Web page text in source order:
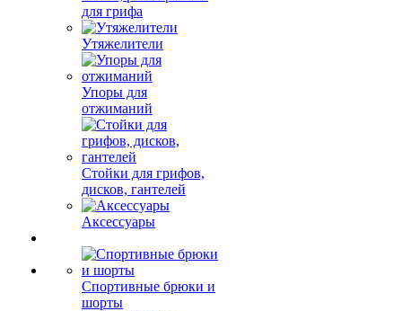
для грифа
Утяжелители
Упоры для
отжиманий
Стойки для грифов,
дисков, гантелей
Аксессуары
Спортивные брюки и
шорты